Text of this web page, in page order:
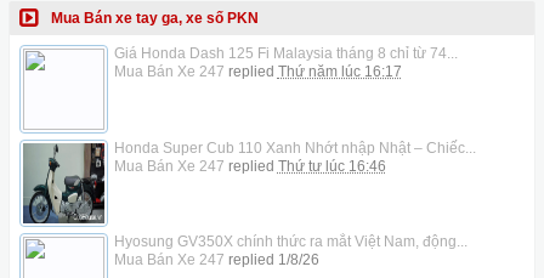
Mua Bán xe tay ga, xe số PKN
Giá Honda Dash 125 Fi Malaysia tháng 8 chỉ từ 74...
Mua Bán Xe 247 replied Thứ năm lúc 16:17
Honda Super Cub 110 Xanh Nhớt nhập Nhật – Chiếc...
Mua Bán Xe 247 replied Thứ tư lúc 16:46
Hyosung GV350X chính thức ra mắt Việt Nam, động...
Mua Bán Xe 247 replied 1/8/26